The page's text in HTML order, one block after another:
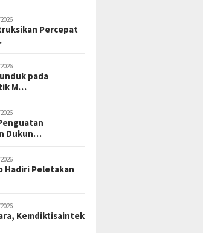
Percepat
pada
M…
Dukun…
Hadiri Peletakan
Kemdiktisaintek